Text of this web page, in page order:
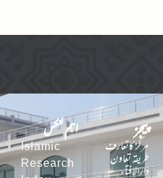
اہم لنکس
Islamic
Research
پیجز
مرکز کاتعارف
طریقہ تعاون
دارالافتاء